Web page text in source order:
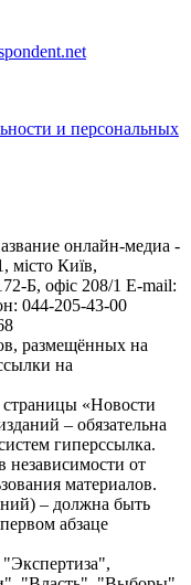
и персональных
онлайн-медиа -
місто Київ,
Б, офіс 208/1 E-mail:
044-205-43-00
размещённых на
на
«Новости
– обязательна
гиперссылка.
от
материалов.
– должна быть
абзаце